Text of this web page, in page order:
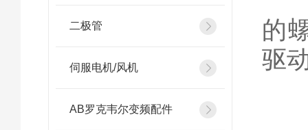
二极管
伺服电机/风机
AB罗克韦尔变频配件
的
驱